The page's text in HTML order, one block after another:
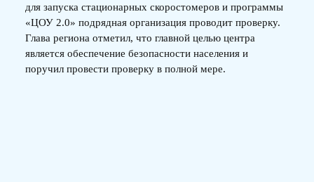
для запуска стационарных скоростомеров и программы
«ЦОУ 2.0» подрядная организация проводит проверку.
Глава региона отметил, что главной целью центра
является обеспечение безопасности населения и
поручил провести проверку в полной мере.